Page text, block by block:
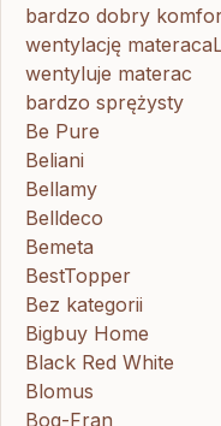
bardzo dobry
wentylację
wentyluje materac
bardzo sprężysty
Be Pure
Beliani
Bellamy
Belldeco
Bemeta
BestTopper
Bez kategorii
Bigbuy Home
Black Red White
Blomus
Bog-Fran